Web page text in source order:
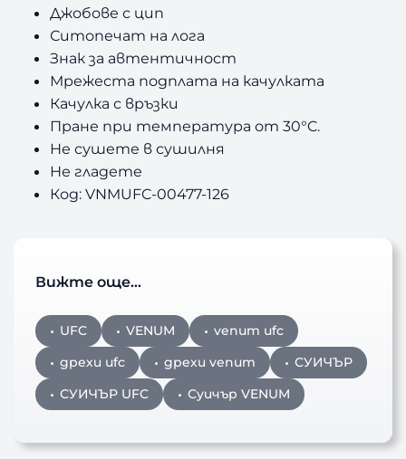
Джобове с цип
Ситопечат на лога
Знак за автентичност
Мрежеста подплата на качулката
Качулка с връзки
Пране при температура от 30°C.
Не сушете в сушилня
Не гладете
Код: VNMUFC-00477-126
Вижте още…
UFC VENUM
venum ufc
дрехи ufc
дрехи venum
СУИЧЪР
СУИЧЪР UFC
Суичър VENUM